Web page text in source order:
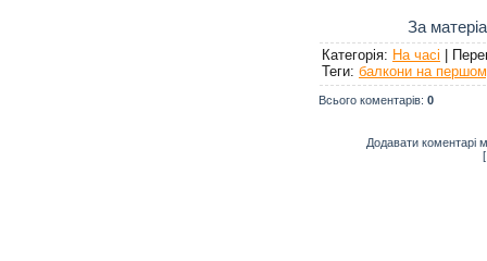
За
Категорія: На часі |
Теги: балкони на
Всього коментарів: 0
Додавати коментарі